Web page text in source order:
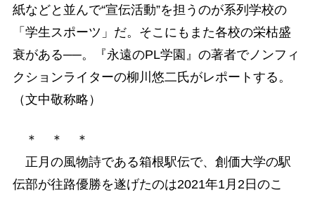
紙などと並んで“宣伝活動”を担うのが系列学校の
「学生スポーツ」だ。そこにもまた各校の栄枯盛
衰がある──。『永遠のPL学園』の著者でノンフィ
クションライターの柳川悠二氏がレポートする。
（文中敬称略）
＊ ＊ ＊
正月の風物詩である箱根駅伝で、創価大学の駅
伝部が往路優勝を遂げたのは2021年1月2日のこ